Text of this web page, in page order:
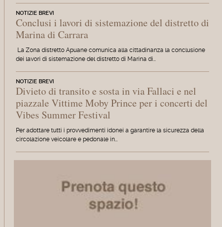
NOTIZIE BREVI
Conclusi i lavori di sistemazione del distretto di
Marina di Carrara
La Zona distretto Apuane comunica alla cittadinanza la conclusione
dei lavori di sistemazione del distretto di Marina di…
NOTIZIE BREVI
Divieto di transito e sosta in via Fallaci e nel
piazzale Vittime Moby Prince per i concerti del
Vibes Summer Festival
Per adottare tutti i provvedimenti idonei a garantire la sicurezza della
circolazione veicolare e pedonale in…